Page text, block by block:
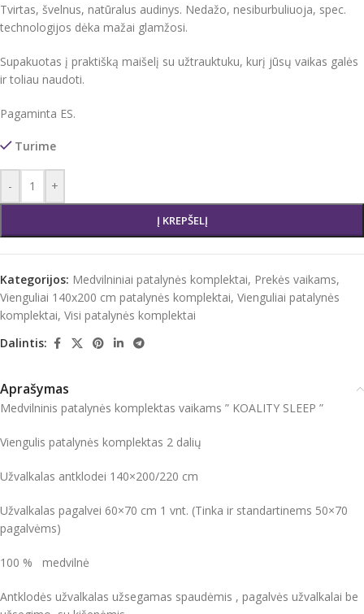
Tvirtas, švelnus, natūralus audinys. Nedažo, nesiburbuliuoja, spec.
technologijos dėka mažai glamžosi.
Supakuotas į praktišką maišelį su užtrauktuku, kurį jūsų vaikas galės
ir toliau naudoti.
Pagaminta ES.
Turime
- +
Į KREPŠELĮ
Kategorijos: Medvilniniai patalynės komplektai, Prekės vaikams,
Vienguliai 140x200 cm patalynės komplektai, Vienguliai patalynės
komplektai, Visi patalynės komplektai
Dalintis:
Aprašymas
Medvilninis patalynės komplektas vaikams ” KOALITY SLEEP ”
Viengulis patalynės komplektas 2 dalių
Užvalkalas antklodei 140×200/220 cm
Užvalkalas pagalvei 60×70 cm 1 vnt. (Tinka ir standartinems 50×70
pagalvėms)
100 % medvilnė
Antklodės užvalkalas užsegamas spaudėmis , pagalvės užvalkalai be